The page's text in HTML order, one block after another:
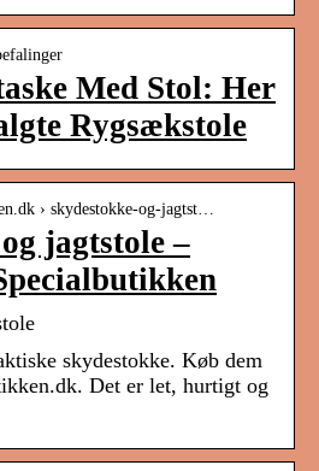
Med Stol: Her
Rygsækstole
› skydestokke-og-jagtst…
jagtstole –
skydestokke. Køb dem
Det er let, hurtigt og